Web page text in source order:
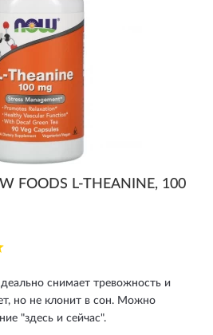
FOODS L-THEANINE, 100
снимает тревожность и
но не клонит в сон. Можно
"здесь и сейчас".